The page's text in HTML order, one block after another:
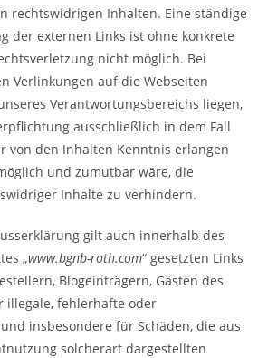
rechtswidrigen Inhalten. Eine ständige
der externen Links ist ohne konkrete
nicht möglich. Bei
Verlinkungen auf die Webseiten
Verantwortungsbereichs liegen,
ausschließlich in dem Fall
von den Inhalten Kenntnis erlangen
und zumutbar wäre, die
Inhalte zu verhindern.
gilt auch innerhalb des
„www.bgnb-roth.com“ gesetzten Links
Blogeinträgern, Gästen des
illegale, fehlerhafte oder
insbesondere für Schäden, die aus
solcherart dargestellten